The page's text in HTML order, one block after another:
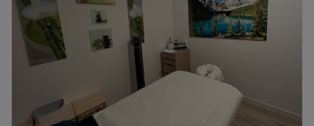
Freitag
14:30–20:00
Samstag
14:30–20:00
Sonntag
Geschlossen
Mit Aloe Vera Kosmetik & Wellnessbehandlungen hat
München Neuhausen eine ganz wunderbare
Beautyadresse. Im Fokus stehen hier pflegende